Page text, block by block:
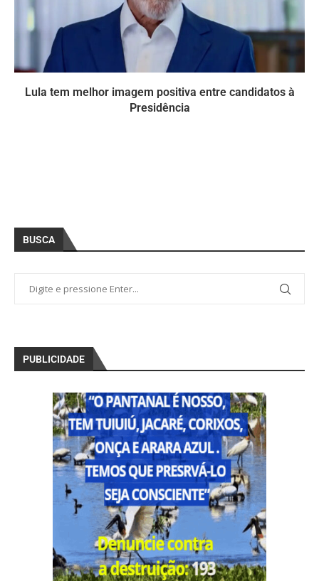
Lula tem melhor imagem positiva entre candidatos à
Presidência
BUSCA
PUBLICIDADE